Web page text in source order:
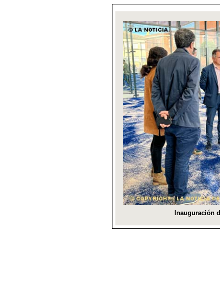
Inauguración